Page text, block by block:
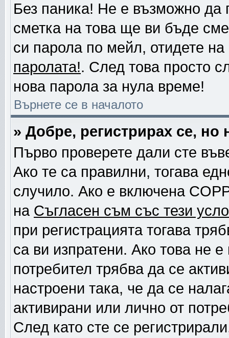
Без паника! Не е възможно да
сметка на това ще ви бъде
си парола по мейл, отидете
паролата!. След това просто
нова парола за нула време!
Върнете се в началото
» Добре, регистрирах се, но
Първо проверете дали сте
Ако те са правилни, тогава
случило. Ако е включена
на Съгласен съм със тези
при регистрацията тогава
са ви изпратени. Ако това не
потребител трябва да се
настроени така, че да се
активирани или лично от
След като сте се